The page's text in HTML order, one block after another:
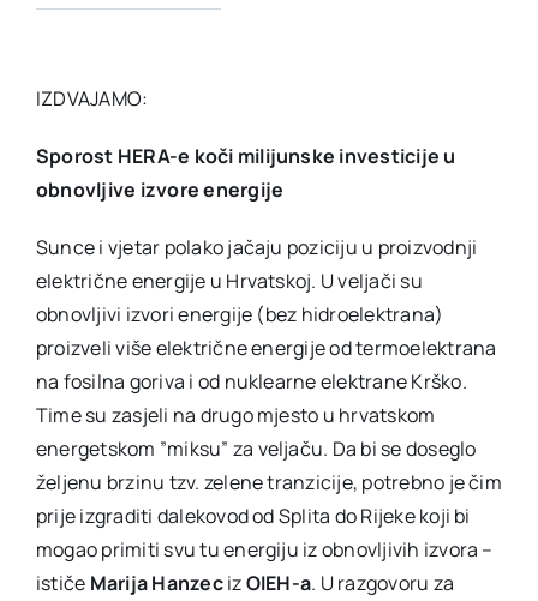
IZDVAJAMO:
Sporost HERA-e koči milijunske investicije u
obnovljive izvore energije
Sunce i vjetar polako jačaju poziciju u proizvodnji
električne energije u Hrvatskoj. U veljači su
obnovljivi izvori energije (bez hidroelektrana)
proizveli više električne energije od termoelektrana
na fosilna goriva i od nuklearne elektrane Krško.
Time su zasjeli na drugo mjesto u hrvatskom
energetskom ”miksu” za veljaču. Da bi se doseglo
željenu brzinu tzv. zelene tranzicije, potrebno je čim
prije izgraditi dalekovod od Splita do Rijeke koji bi
mogao primiti svu tu energiju iz obnovljivih izvora –
ističe Marija HanzecizOIEH-a. U razgovoru za